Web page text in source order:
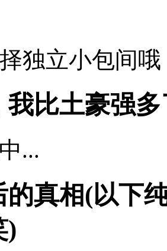
独立小包间哦
我比土豪强
...
真相(以下
)